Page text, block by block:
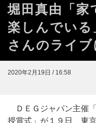
堀田真由「家
楽しんでい
さんのライブ
2020年2月19日 / 16:58
ＤＥＧジャパン主催
授賞式」が１９日、東